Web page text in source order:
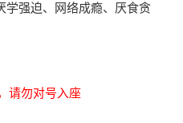
强迫、
网络成瘾、 厌食贪
请勿对号入座